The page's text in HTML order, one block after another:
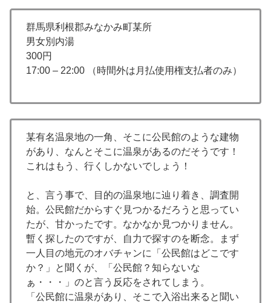
群馬県利根郡みなかみ町某所
男女別内湯
300円
17:00 – 22:00 （時間外は月払使用権支払者のみ）
某有名温泉地の一角、そこに公民館のような建物
があり、なんとそこに温泉があるのだそうです！
これはもう、行くしかないでしょう！
と、言う事で、目的の温泉地に辿り着き、調査開
始。公民館だからすぐ見つかるだろうと思ってい
たが、甘かったです。なかなか見つかりません。
暫く探したのですが、自力で探すのを断念。まず
一人目の地元のオバチャンに「公民館はどこです
か？」と聞くが、「公民館？知らないな
ぁ・・・」のと言う反応をされてしまう。
「公民館に温泉があり、そこで入浴出来ると聞い